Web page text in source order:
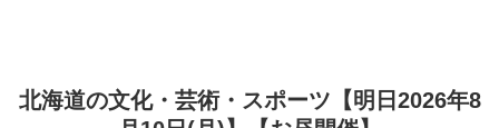
北海道の文化・芸術・スポーツ【明日2026年8